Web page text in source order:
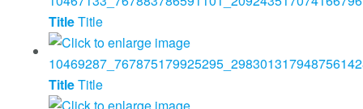
TitleTitle
TitleTitle